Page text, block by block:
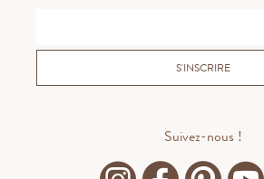
S'INSCRIRE
Suivez-nous !